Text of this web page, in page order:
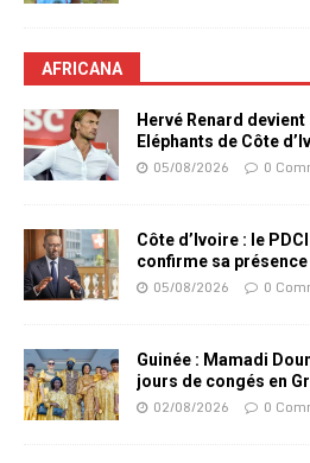
AFRICANA
Hervé Renard
Eléphants de Côte
05/08/2026 0
Côte d’Ivoire : le
confirme sa
05/08/2026 0
Guinée : Mamadi
jours de congés en
02/08/2026 0